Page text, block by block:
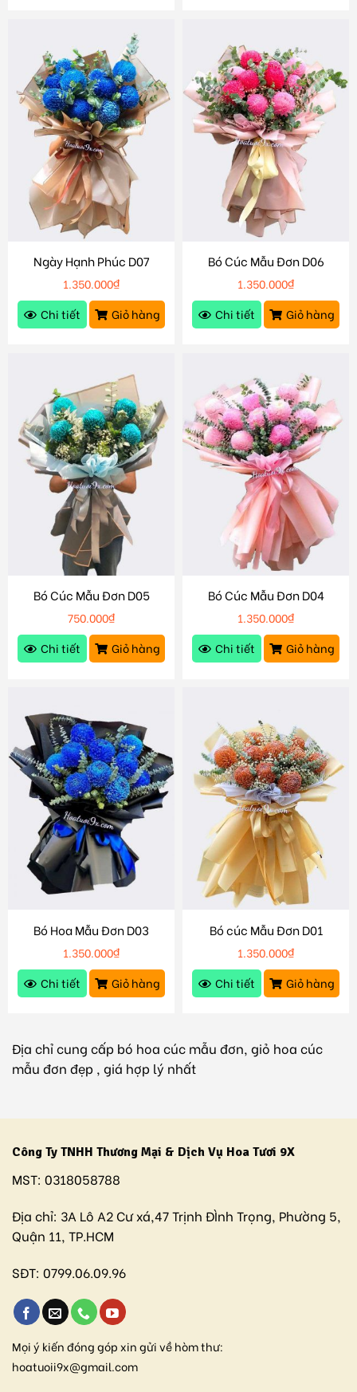
Ngày Hạnh Phúc D07
1.350.000₫
Chi tiết
Giỏ hàng
Bó Cúc Mẫu Đơn D06
1.350.000₫
Chi tiết
Giỏ hàng
Bó Cúc Mẫu Đơn D05
750.000₫
Chi tiết
Giỏ hàng
Bó Cúc Mẫu Đơn D04
1.350.000₫
Chi tiết
Giỏ hàng
Bó Hoa Mẫu Đơn D03
1.350.000₫
Chi tiết
Giỏ hàng
Bó cúc Mẫu Đơn D01
1.350.000₫
Chi tiết
Giỏ hàng
Địa chỉ cung cấp bó hoa cúc mẫu đơn, giỏ hoa cúc
mẫu đơn đẹp , giá hợp lý nhất
Công Ty TNHH Thương Mại & Dịch Vụ Hoa Tươi 9X
MST: 0318058788
Địa chỉ: 3A Lô A2 Cư xá,47 Trịnh ĐÌnh Trọng, Phường 5,
Quận 11, TP.HCM
SĐT: 0799.06.09.96
Mọi ý kiến đóng góp xin gửi về hòm thư:
hoatuoii9x@gmail.com